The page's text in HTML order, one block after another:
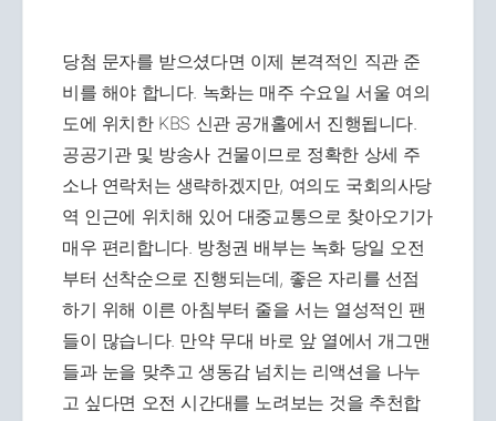
당첨 문자를 받으셨다면 이제 본격적인 직관 준
비를 해야 합니다. 녹화는 매주 수요일 서울 여의
도에 위치한 KBS 신관 공개홀에서 진행됩니다.
공공기관 및 방송사 건물이므로 정확한 상세 주
소나 연락처는 생략하겠지만, 여의도 국회의사당
역 인근에 위치해 있어 대중교통으로 찾아오기가
매우 편리합니다. 방청권 배부는 녹화 당일 오전
부터 선착순으로 진행되는데, 좋은 자리를 선점
하기 위해 이른 아침부터 줄을 서는 열성적인 팬
들이 많습니다. 만약 무대 바로 앞 열에서 개그맨
들과 눈을 맞추고 생동감 넘치는 리액션을 나누
고 싶다면 오전 시간대를 노려보는 것을 추천합